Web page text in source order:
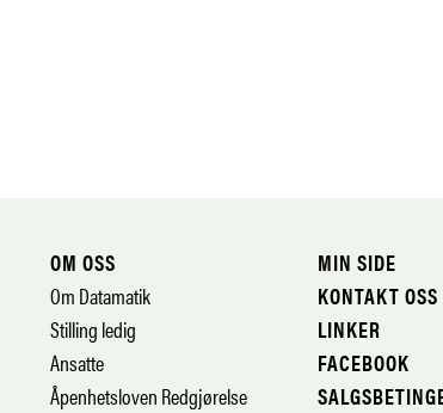
OM OSS
Om Datamatik
Stilling ledig
Ansatte
Åpenhetsloven Redgjørelse
MIN SIDE
KONTAKT OSS
LINKER
FACEBOOK